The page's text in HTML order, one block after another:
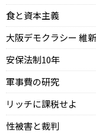
食と資本主義
大阪デモクラシー 維
安保法制10年
軍事費の研究
リッチに課税せよ
性被害と裁判